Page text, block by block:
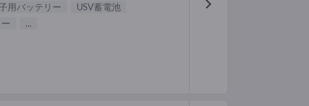
用バッテリー
USV蓄電池
...